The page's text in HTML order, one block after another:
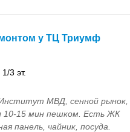
у ТЦ Триумф
, 1/3 эт.
МВД, сенной рынок,
10-15 мин пешком. Есть ЖК
панель, чайник, посуда.